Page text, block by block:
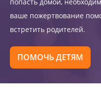
ваше пожертвование
встретить родителей.
ПОМОЧЬ ДЕТЯМ